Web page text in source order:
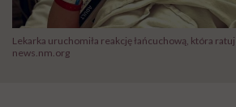
Lekarka uruchomiła reakcję łańcuchową, która
news.nm.org